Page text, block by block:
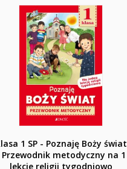
1 SP - Poznaję Boży świat
Przewodnik metodyczny na 1
lekcje religii tygodniowo